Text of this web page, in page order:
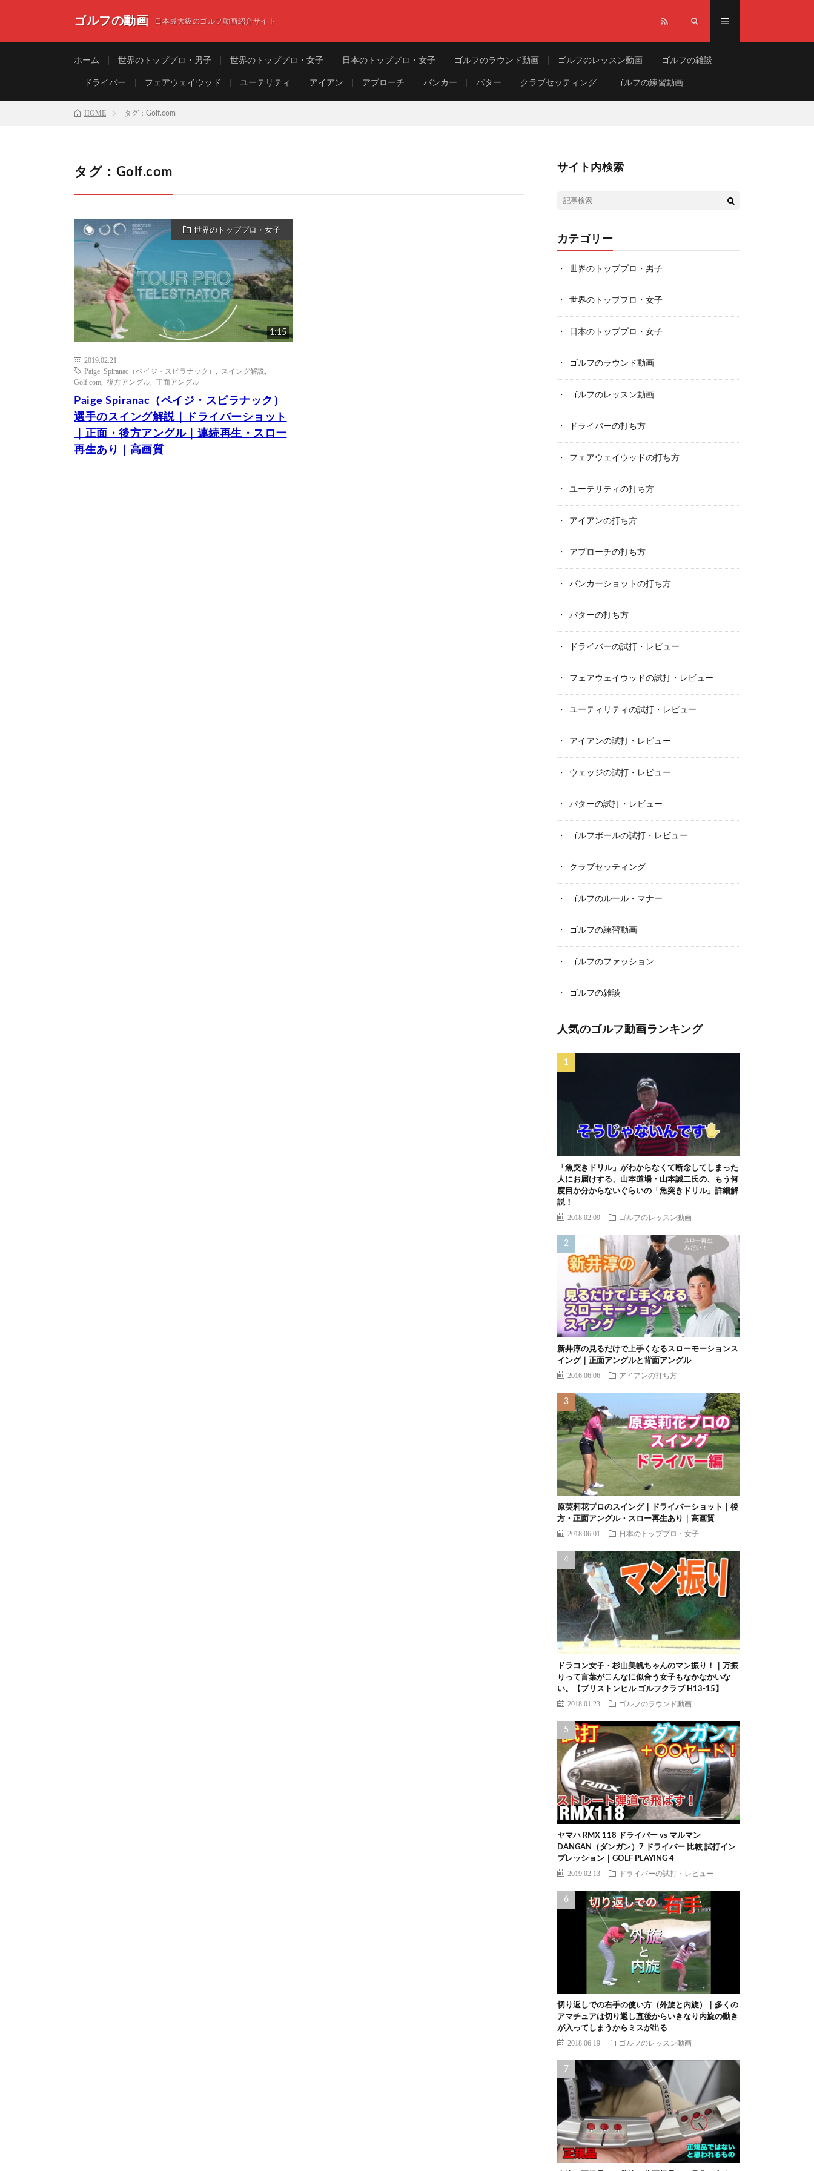
ゴルフの動画 日本最大級のゴルフ動画紹介サイト
ホーム 世界のトッププロ・男子 世界のトッププロ・女子 日本のトッププロ・女子 ゴルフのラウンド動画 ゴルフのレッスン動画 ゴルフの雑談
ドライバー フェアウェイウッド ユーテリティ アイアン アプローチ バンカー パター クラブセッティング ゴルフの練習動画
HOME タグ：Golf.com
タグ：Golf.com
世界のトッププロ・女子
1:15
2019.02.21
Paige Spiranac（ペイジ・スピラナック）
スイング解説
Golf.com
後方アングル 正面アングル
Paige Spiranac（ペイジ・スピラナック）
選手のスイング解説｜ドライバーショット
｜正面・後方アングル｜連続再生・スロー
再生あり｜高画質
サイト内検索
カテゴリー
世界のトッププロ・男子
世界のトッププロ・女子
日本のトッププロ・女子
ゴルフのラウンド動画
ゴルフのレッスン動画
ドライバーの打ち方
フェアウェイウッドの打ち方
ユーテリティの打ち方
アイアンの打ち方
アプローチの打ち方
バンカーショットの打ち方
パターの打ち方
ドライバーの試打・レビュー
フェアウェイウッドの試打・レビュー
ユーティリティの試打・レビュー
アイアンの試打・レビュー
ウェッジの試打・レビュー
パターの試打・レビュー
ゴルフボールの試打・レビュー
クラブセッティング
ゴルフのルール・マナー
ゴルフの練習動画
ゴルフのファッション
ゴルフの雑談
人気のゴルフ動画ランキング
「魚突きドリル」がわからなくて断念してしまった
人にお届けする、山本道場・山本誠二氏の、もう何
度目か分からないぐらいの「魚突きドリル」詳細解
説！
2018.02.09 ゴルフのレッスン動画
新井淳の見るだけで上手くなるスローモーションス
イング｜正面アングルと背面アングル
2016.06.06 アイアンの打ち方
原英莉花プロのスイング｜ドライバーショット｜後
方・正面アングル・スロー再生あり｜高画質
2018.06.01 日本のトッププロ・女子
ドラコン女子・杉山美帆ちゃんのマン振り！｜万振
りって言葉がこんなに似合う女子もなかなかいな
い。【ブリストンヒル ゴルフクラブ H13-15】
2018.01.23 ゴルフのラウンド動画
ヤマハ RMX 118 ドライバー vs マルマン
DANGAN（ダンガン）7 ドライバー 比較 試打イン
プレッション｜GOLF PLAYING 4
2019.02.13 ドライバーの試打・レビュー
切り返しでの右手の使い方（外旋と内旋）｜多くの
アマチュアは切り返し直後からいきなり内旋の動き
が入ってしまうからミスが出る
2018.06.19 ゴルフのレッスン動画